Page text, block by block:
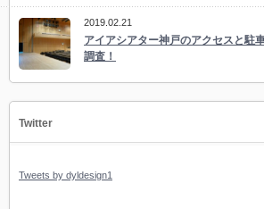
2019.02.21
アイアシアター神戸のアクセスと駐
調査！
Twitter
Tweets by dyldesign1